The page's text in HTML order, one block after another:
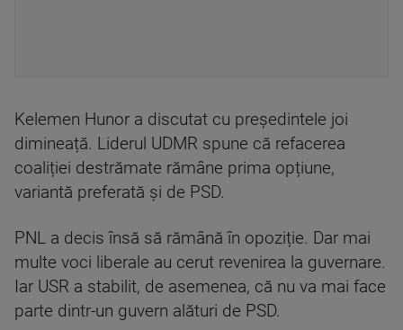
Kelemen Hunor a discutat cu președintele joi
dimineață. Liderul UDMR spune că refacerea
coaliției destrămate rămâne prima opțiune,
variantă preferată și de PSD.
PNL a decis însă să rămână în opoziție. Dar mai
multe voci liberale au cerut revenirea la guvernare.
Iar USR a stabilit, de asemenea, că nu va mai face
parte dintr-un guvern alături de PSD.